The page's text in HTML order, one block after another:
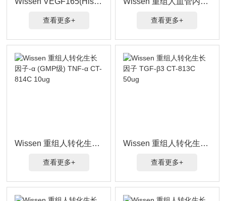
查看更多+ 查看更多+
Wissen 重组人转化生长因子-α (GMP级) TNF-α CT-814C 10ug
查看更多+
Wissen 重组人转化生长因子 TGF-β3 CT-813C 50ug
查看更多+